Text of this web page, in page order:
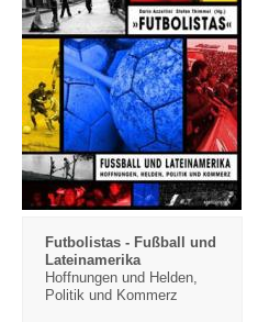
Futbolistas - Fußball und
Lateinamerika
Hoffnungen und Helden,
Politik und Kommerz